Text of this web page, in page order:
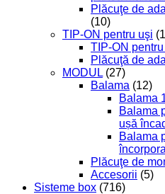
Plăcuţe de
(10)
TIP-ON pentru uşi
TIP-ON
Plăcuţă de
MODUL (27)
Balama (12)
Balama
Balama
ușă
Balama
Plăcuţe de
Accesorii (5)
Sisteme box (716)